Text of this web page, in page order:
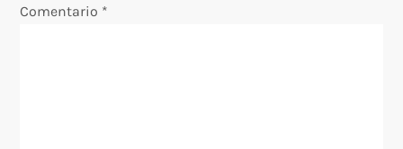
c
Comentario *